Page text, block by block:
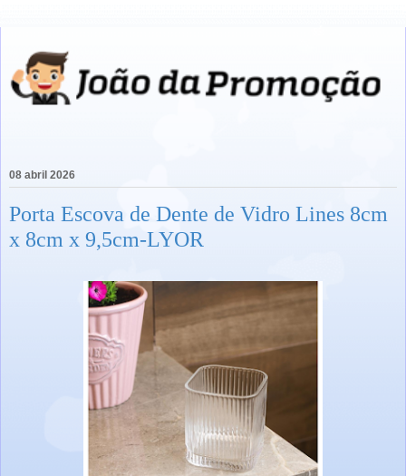
08 abril 2026
Porta Escova de Dente de Vidro Lines 8cm
x 8cm x 9,5cm-LYOR